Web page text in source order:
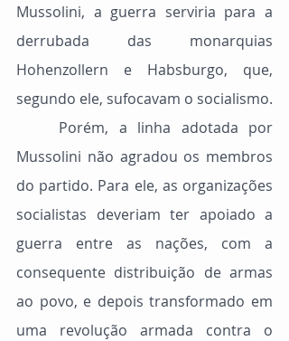
Mussolini, a guerra serviria para a
derrubada das monarquias
Hohenzollern e Habsburgo, que,
segundo ele, sufocavam o socialismo.
Mussolini não agradou os membros
do partido. Para ele, as organizações
socialistas deveriam ter apoiado a
guerra entre as nações, com a
consequente distribuição de armas
ao povo, e depois transformado em
uma revolução armada contra o